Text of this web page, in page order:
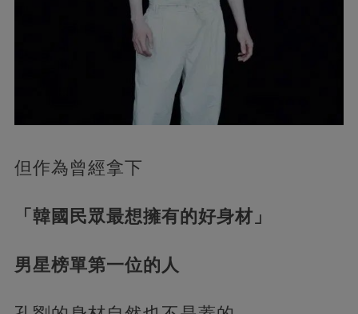
但作為曾經拿下
「韓國民眾最想擁有的好身材」
男星榜單第一位的人